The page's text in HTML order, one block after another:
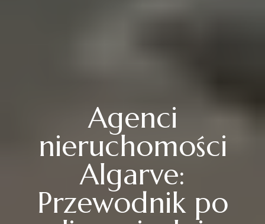
Agenci
nieruchomości
Algarve:
Przewodnik po